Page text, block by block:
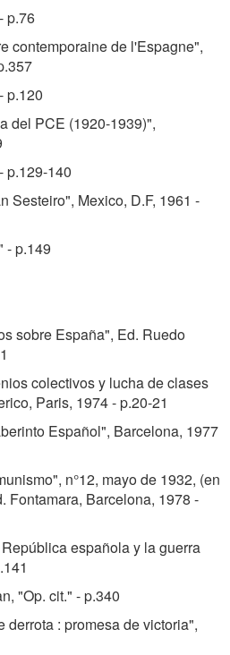
p.76
contemporaine de l'Espagne",
p.120
del PCE (1920-1939)",
p.129-140
Sesteiro", Mexico, D.F, 1961 -
- p.149
sobre España", Ed. Ruedo
colectivos y lucha de clases
Paris, 1974 - p.20-21
Español", Barcelona, 1977
n°12, mayo de 1932, (en
Fontamara, Barcelona, 1978 -
española y la guerra
"Op. cit." - p.340
derrota : promesa de victoria",